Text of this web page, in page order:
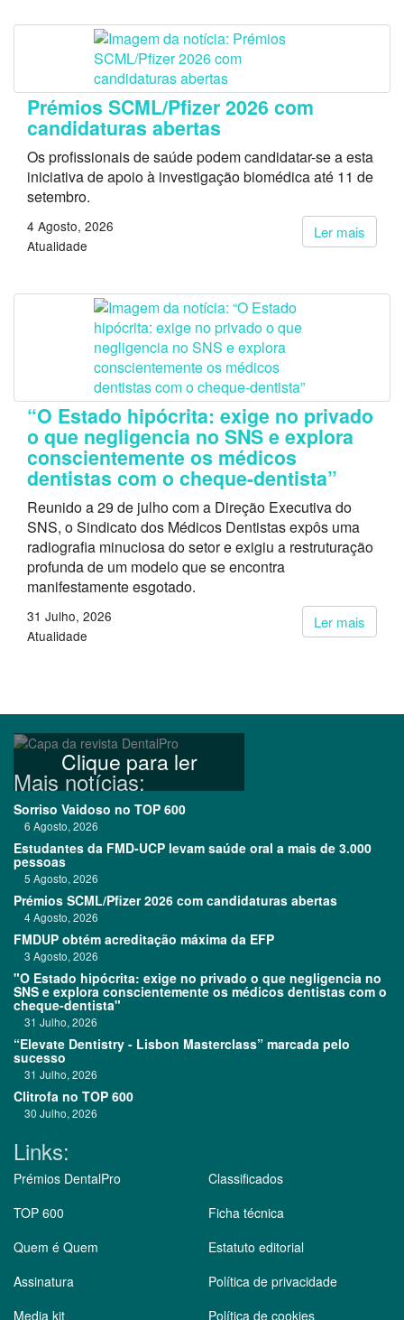
Prémios SCML/Pfizer 2026 com
candidaturas abertas
Os profissionais de saúde podem candidatar-se a esta
iniciativa de apoio à investigação biomédica até 11 de
setembro.
Ler mais
4 Agosto, 2026
Atualidade
“O Estado hipócrita: exige no privado
o que negligencia no SNS e explora
conscientemente os médicos
dentistas com o cheque-dentista”
Reunido a 29 de julho com a Direção Executiva do
SNS, o Sindicato dos Médicos Dentistas expôs uma
radiografia minuciosa do setor e exigiu a restruturação
profunda de um modelo que se encontra
manifestamente esgotado.
Ler mais
31 Julho, 2026
Atualidade
Clique para ler
Mais notícias:
Sorriso Vaidoso no TOP 600
6 Agosto, 2026
Estudantes da FMD-UCP levam saúde oral a mais de 3.000
pessoas
5 Agosto, 2026
Prémios SCML/Pfizer 2026 com candidaturas abertas
4 Agosto, 2026
FMDUP obtém acreditação máxima da EFP
3 Agosto, 2026
"O Estado hipócrita: exige no privado o que negligencia no
SNS e explora conscientemente os médicos dentistas com o
cheque-dentista"
31 Julho, 2026
“Elevate Dentistry - Lisbon Masterclass” marcada pelo
sucesso
31 Julho, 2026
Clitrofa no TOP 600
30 Julho, 2026
Links:
Prémios DentalPro
TOP 600
Quem é Quem
Assinatura
Media kit
Classificados
Ficha técnica
Estatuto editorial
Política de privacidade
Política de cookies